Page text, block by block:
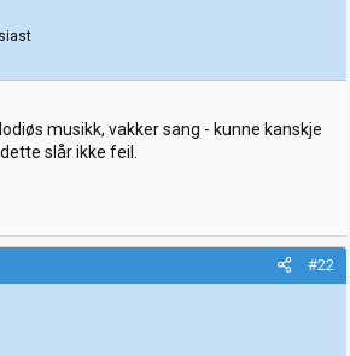
musikk, vakker sang - kunne kanskje
slår ikke feil.
#22